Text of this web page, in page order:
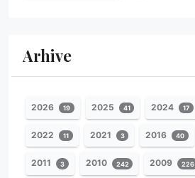
Arhive
2026 19 2025 41 2024 17
2022 11 2021 3 2016 40
2011 3 2010 242 2009 226